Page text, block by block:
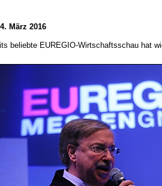
März 2016
beliebte EUREGIO-Wirtschaftsschau hat